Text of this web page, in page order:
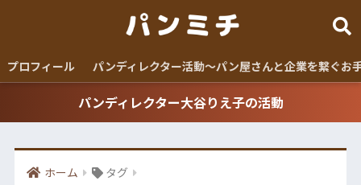
プロフィール パンディレクター活動〜パン屋さんと企業を繋ぐお
パンディレクター大谷りえ子の活動
ホーム タグ